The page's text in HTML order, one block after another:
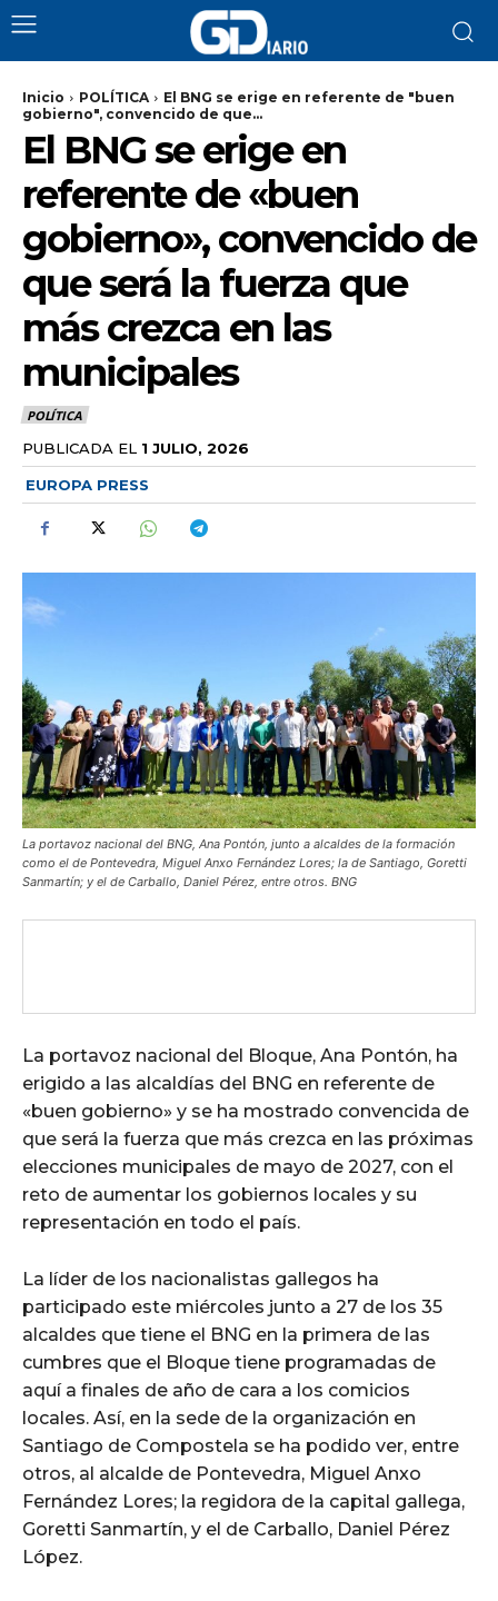
Inicio POLÍTICA
El BNG se erige en referente de "buen
gobierno", convencido de que...
El BNG se erige en
referente de «buen
gobierno», convencido de
que será la fuerza que
más crezca en las
municipales
POLÍTICA
PUBLICADA EL 1 JULIO, 2026
EUROPA PRESS
La portavoz nacional del BNG, Ana Pontón, junto a alcaldes de la formación
como el de Pontevedra, Miguel Anxo Fernández Lores; la de Santiago, Goretti
Sanmartín; y el de Carballo, Daniel Pérez, entre otros. BNG
La portavoz nacional del Bloque, Ana Pontón, ha
erigido a las alcaldías del BNG en referente de
«buen gobierno» y se ha mostrado convencida de
que será la fuerza que más crezca en las próximas
elecciones municipales de mayo de 2027, con el
reto de aumentar los gobiernos locales y su
representación en todo el país.
La líder de los nacionalistas gallegos ha
participado este miércoles junto a 27 de los 35
alcaldes que tiene el BNG en la primera de las
cumbres que el Bloque tiene programadas de
aquí a finales de año de cara a los comicios
locales. Así, en la sede de la organización en
Santiago de Compostela se ha podido ver, entre
otros, al alcalde de Pontevedra, Miguel Anxo
Fernández Lores; la regidora de la capital gallega,
Goretti Sanmartín, y el de Carballo, Daniel Pérez
López.